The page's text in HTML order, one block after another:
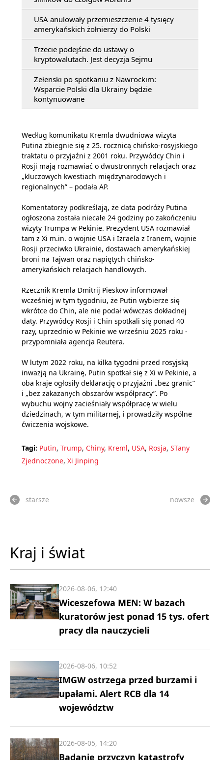
USA anulowały przemieszczenie 4 tysięcy
amerykańskich żołnierzy do Polski
Trzecie podejście do ustawy o
kryptowalutach. Jest decyzja Sejmu
Zełenski po spotkaniu z Nawrockim:
Wsparcie Polski dla Ukrainy będzie
kontynuowane
Według komunikatu Kremla dwudniowa wizyta
Putina zbiegnie się z 25. rocznicą chińsko-rosyjskiego
traktatu o przyjaźni z 2001 roku. Przywódcy Chin i
Rosji mają rozmawiać o dwustronnych relacjach oraz
„kluczowych kwestiach międzynarodowych i
regionalnych” – podała AP.
Komentatorzy podkreślają, że data podróży Putina
ogłoszona została niecałe 24 godziny po zakończeniu
wizyty Trumpa w Pekinie. Prezydent USA rozmawiał
tam z Xi m.in. o wojnie USA i Izraela z Iranem, wojnie
Rosji przeciwko Ukrainie, dostawach amerykańskiej
broni na Tajwan oraz napiętych chińsko-
amerykańskich relacjach handlowych.
Rzecznik Kremla Dmitrij Pieskow informował
wcześniej w tym tygodniu, że Putin wybierze się
wkrótce do Chin, ale nie podał wówczas dokładnej
daty. Przywódcy Rosji i Chin spotkali się ponad 40
razy, uprzednio w Pekinie we wrześniu 2025 roku -
przypomniała agencja Reutera.
W lutym 2022 roku, na kilka tygodni przed rosyjską
inwazją na Ukrainę, Putin spotkał się z Xi w Pekinie, a
oba kraje ogłosiły deklarację o przyjaźni „bez granic”
i „bez zakazanych obszarów współpracy”. Po
wybuchu wojny zacieśniały współpracę w wielu
dziedzinach, w tym militarnej, i prowadziły wspólne
ćwiczenia wojskowe.
Tagi: Putin, Trump, Chiny, Kreml, USA, Rosja, STany
Zjednoczone, Xi Jinping
starsze nowsze
Kraj i świat
Wiceszefowa MEN: W bazach
kuratorów jest ponad 15 tys. ofert
pracy dla nauczycieli
2026-08-06, 12:40
IMGW ostrzega przed burzami i
upałami. Alert RCB dla 14
województw
2026-08-06, 10:52
Badanie przyczyn katastrofy
2026-08-05, 14:20